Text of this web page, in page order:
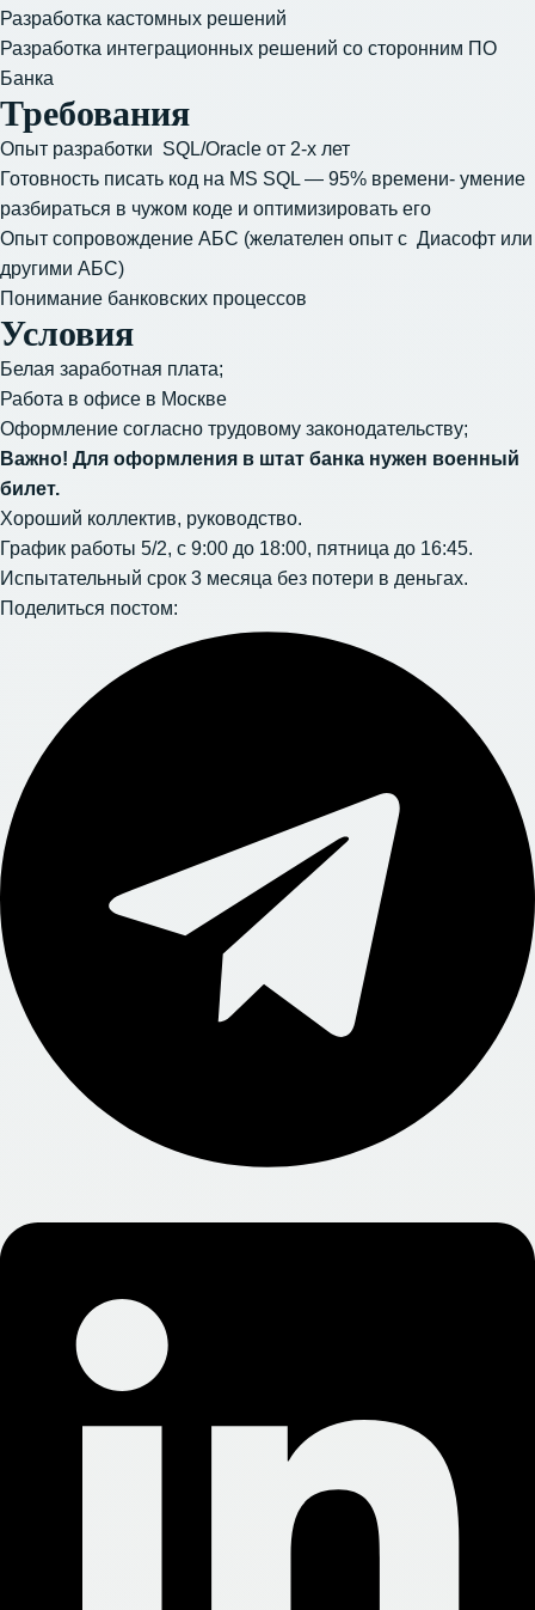
Разработка кастомных решений
Разработка интеграционных решений со сторонним ПО
Банка
Требования
Опыт разработки SQL/Oracle от 2-х лет
Готовность писать код на MS SQL — 95% времени- умение
разбираться в чужом коде и оптимизировать его
Опыт сопровождение АБС (желателен опыт с Диасофт или
другими АБС)
Понимание банковских процессов
Условия
Белая заработная плата;
Работа в офисе в Москве
Оформление согласно трудовому законодательству;
Важно! Для оформления в штат банка нужен военный
билет.
Хороший коллектив, руководство.
График работы 5/2, с 9:00 до 18:00, пятница до 16:45.
Испытательный срок 3 месяца без потери в деньгах.
Поделиться постом: